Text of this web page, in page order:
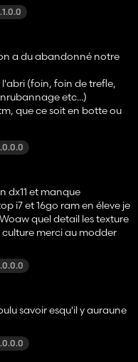
a du abandonné notre
(foin, foin de trefle,
etc...)
que ce soit en botte ou
et rtm foin pour vache
mods comme le camion
de jouer en low avec
et se retrouvent dans
des mauvaises
la parcelle sans
caméra par dessus,
herbes seulement là ou on
ou le système pulvé de
mod mais il aurait mérité
dx11 et manque
i7 et 16go ram en éleve je
quel detail les texture
merci au modder
savoir esqu'il y auraune